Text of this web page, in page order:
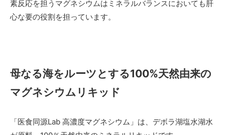
素反応を担うマグネシウムはミネラルバランスにおいても肝
心な要の役割を担っています。
母なる海をルーツとする100%天然由来の
マグネシウムリキッド
「医食同源Lab 高濃度マグネシウム」は、デボラ湖塩水湖水